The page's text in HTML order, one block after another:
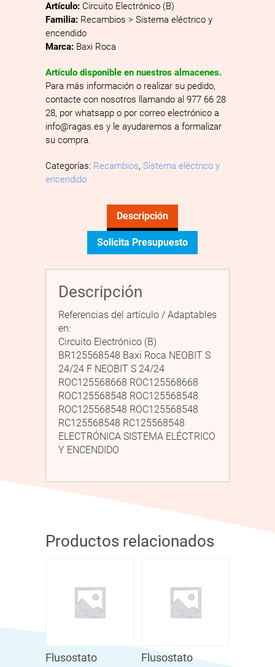
Artículo: Circuito Electrónico (B)
Familia: Recambios > Sistema eléctrico y
encendido
Marca: Baxi Roca
Artículo disponible en nuestros almacenes.
Para más información o realizar su pedido,
contacte con nosotros llamando al 977 66 28
28, por whatsapp o por correo electrónico a
info@ragas.es y le ayudaremos a formalizar
su compra.
Categorías: Recambios, Sistema eléctrico y
encendido
Descripción
Solicita Presupuesto
Descripción
Referencias del artículo / Adaptables
en:
Circuito Electrónico (B)
BR125568548 Baxi Roca NEOBIT S
24/24 F NEOBIT S 24/24
ROC125568668 ROC125568668
ROC125568548 ROC125568548
ROC125568548 ROC125568548
RC125568548 RC125568548
ELECTRÓNICA SISTEMA ELÉCTRICO
Y ENCENDIDO
Productos relacionados
Flusostato Flusostato